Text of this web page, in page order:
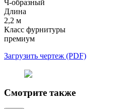
Ч-образный
Длина
2,2 м
Класс фурнитуры
премиум
Загрузить чертеж (PDF)
Смотрите также